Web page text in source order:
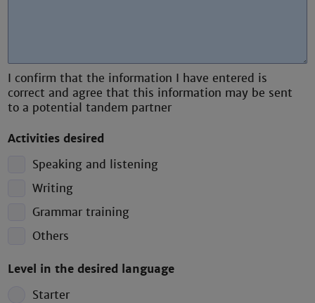
I confirm that the information I have entered is
correct and agree that this information may be sent
to a potential tandem partner
Activities desired
Speaking and listening
Writing
Grammar training
Others
Level in the desired language
Starter